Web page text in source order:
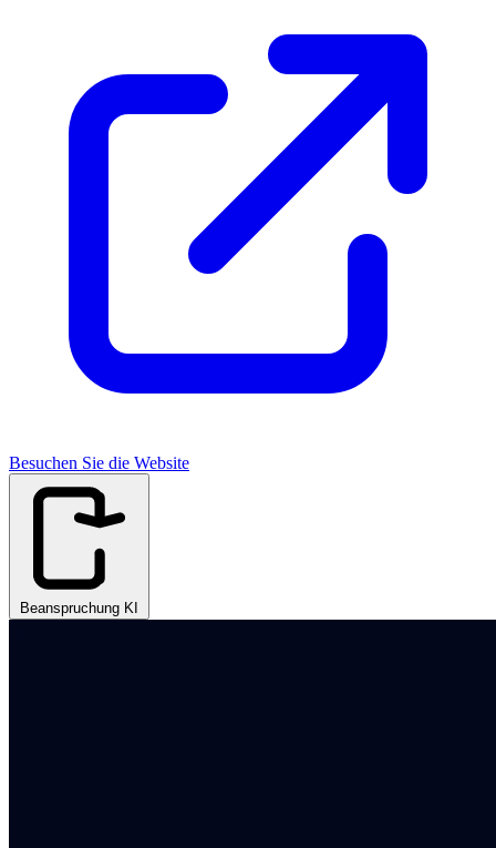
Besuchen Sie die Website
Beanspruchung KI